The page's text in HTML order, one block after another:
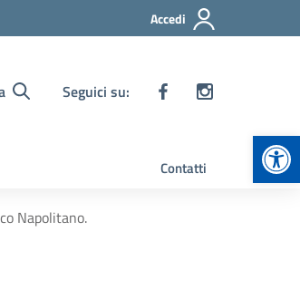
Accedi
Seguici su:
Contatti
Napolitano.